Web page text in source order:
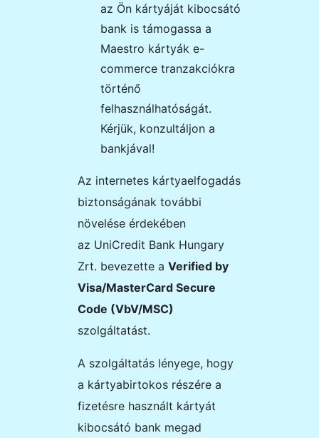
az Ön kártyáját kibocsátó
bank is támogassa a
Maestro kártyák e-
commerce tranzakciókra
történő
felhasználhatóságát.
Kérjük, konzultáljon a
bankjával!
Az internetes kártyaelfogadás
biztonságának további
növelése érdekében
az UniCredit Bank Hungary
Zrt. bevezette a Verified by
Visa/MasterCard Secure
Code (VbV/MSC)
szolgáltatást.
A szolgáltatás lényege, hogy
a kártyabirtokos részére a
fizetésre használt kártyát
kibocsátó bank megad